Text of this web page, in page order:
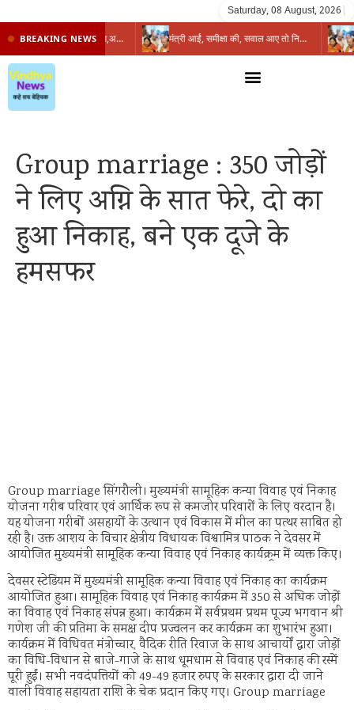
Saturday, 08 August, 2026
BREAKING NEWS प्रभारी मंत्री के निशाने पर नगर निगम,अफसरों को 10 दिन का अल्टीमेटम,नहीं होगी कार्रवाई, महापौर-आयुक्त के बीच सौहार्दहीनता पर मंत्री ने उठाए सवाल मंत्री आईं, समीक्षा की, सवाल आए तो निकल गईं – खाली जयंत चौंकीं पर नहीं दिया जवाब
Group marriage : 350 जोड़ों
ने लिए अग्नि के सात फेरे, दो का
हुआ निकाह, बने एक दूजे के
हमसफर
Group marriage सिंगरौली। मुख्यमंत्री सामूहिक कन्या विवाह एवं निकाह
योजना गरीब परिवार एवं आर्थिक रूप से कमजोर परिवारों के लिए वरदान है।
यह योजना गरीबों असहायों के उत्थान एवं विकास में मील का पत्थर साबित हो
रही है। उक्त आशय के विचार क्षेत्रीय विधायक विश्वामित्र पाठक ने देवसर में
आयोजित मुख्यमंत्री सामूहिक कन्या विवाह एवं निकाह कार्यक्र्रम में व्यक्त किए।
देवसर स्टेडियम में मुख्यमंत्री सामूहिक कन्या विवाह एवं निकाह का कार्यक्रम
आयोजित हुआ। सामूहिक विवाह एवं निकाह कार्यक्रम में 350 से अधिक जोड़ों
का विवाह एवं निकाह संपन्न हुआ। कार्यक्रम में सर्वप्रथम प्रथम पूज्य भगवान श्री
गणेश जी की प्रतिमा के समक्ष दीप प्रज्वलन कर कार्यक्रम का शुभारंभ हुआ।
कार्यक्रम में विधिवत मंत्रोच्चार, वैदिक रीति रिवाज के साथ आचार्यों द्वारा जोड़ों
का विधि-विधान से बाजे-गाजे के साथ धूमधाम से विवाह एवं निकाह की रस्में
पूरी हुईं। सभी नवदंपत्तियों को 49-49 हजार रुपए के सरकार द्वारा दी जाने
वाली विवाह सहायता राशि के चेक प्रदान किए गए। Group marriage